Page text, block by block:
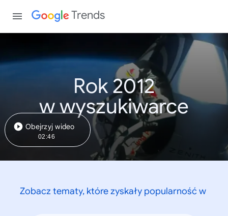
Trends
Rok 2012
w wyszukiwarce
Obejrzyj wideo
02:46
Zobacz tematy, które zyskały popularność w